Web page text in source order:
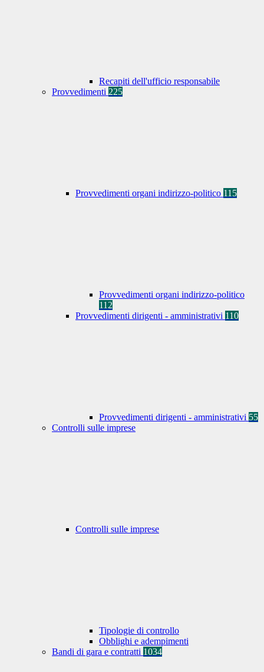
Recapiti dell'ufficio responsabile
Provvedimenti 225
Provvedimenti organi indirizzo-politico 115
Provvedimenti organi indirizzo-politico
112
Provvedimenti dirigenti - amministrativi 110
Provvedimenti dirigenti - amministrativi 55
Controlli sulle imprese
Controlli sulle imprese
Tipologie di controllo
Obblighi e adempimenti
Bandi di gara e contratti 1034